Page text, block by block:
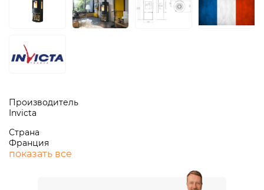
Производитель
Invicta
Страна
Франция
показать все